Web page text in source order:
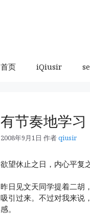
首页 iQiusir
有节奏地学习
2008年9月1日 作者qiusir
欲望休止之日，内心平复
昨日见文天同学提着二胡
吸引过来。不过对我来说
感。